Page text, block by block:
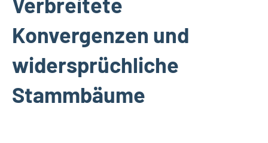
Konvergenzen und
widersprüchliche
Stammbäume